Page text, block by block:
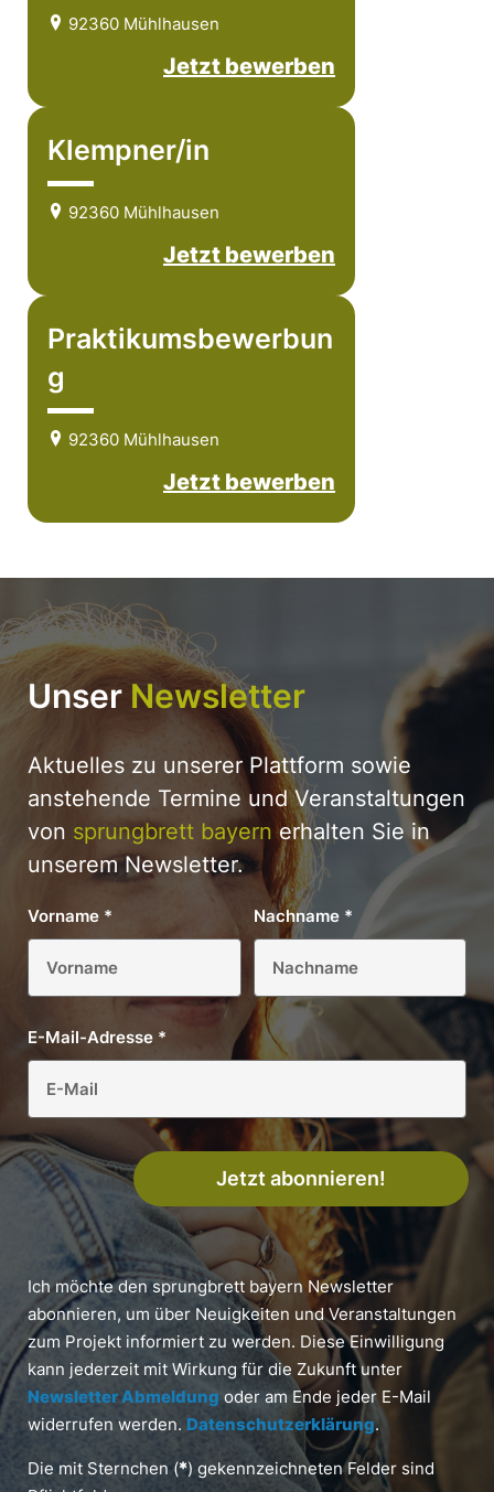
92360 Mühlhausen
Jetzt bewerben
Klempner/in
92360 Mühlhausen
Jetzt bewerben
Praktikumsbewerbun
g
92360 Mühlhausen
Jetzt bewerben
Unser Newsletter
Aktuelles zu unserer Plattform sowie
anstehende Termine und Veranstaltungen
von sprungbrett bayernerhalten Sie in
unserem Newsletter.
Vorname * Nachname *
E-Mail-Adresse *
Jetzt abonnieren!
Ich möchte den sprungbrett bayern Newsletter
abonnieren, um über Neuigkeiten und Veranstaltungen
zum Projekt informiert zu werden. Diese Einwilligung
kann jederzeit mit Wirkung für die Zukunft unter
Newsletter Abmeldung oder am Ende jeder E-Mail
widerrufen werden. Datenschutzerklärung.
Die mit Sternchen (*) gekennzeichneten Felder sind